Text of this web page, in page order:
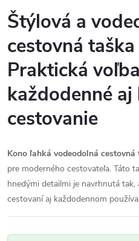
Štýlová a
cestovná
Praktická
každodenné aj
cestovanie
Kono ľahká vodeodolná cestovná
pre moderného cestovateľa. Táto
hnedými detailmi je navrhnutá
cestovaní aj každodennom